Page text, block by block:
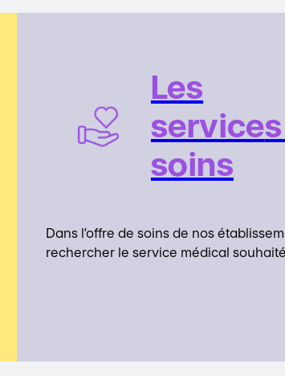
Les
service
soins
Dans l’offre de soins de nos
rechercher le service médical